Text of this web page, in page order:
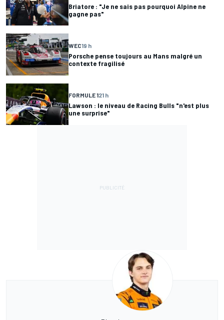
Briatore : "Je ne sais pas pourquoi Alpine ne
gagne pas"
WEC19 h
Porsche pense toujours au Mans malgré un
contexte fragilisé
FORMULE 121 h
Lawson : le niveau de Racing Bulls "n'est plus
une surprise"